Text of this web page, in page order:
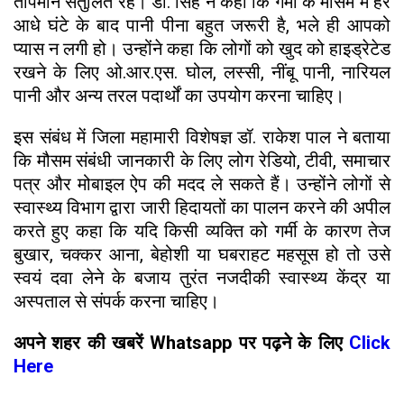
आधे घंटे के बाद पानी पीना बहुत जरूरी है, भले ही आपको
प्यास न लगी हो। उन्होंने कहा कि लोगों को खुद को हाइड्रेटेड
रखने के लिए ओ.आर.एस. घोल, लस्सी, नींबू पानी, नारियल
पानी और अन्य तरल पदार्थों का उपयोग करना चाहिए।
इस संबंध में जिला महामारी विशेषज्ञ डॉ. राकेश पाल ने बताया
कि मौसम संबंधी जानकारी के लिए लोग रेडियो, टीवी, समाचार
पत्र और मोबाइल ऐप की मदद ले सकते हैं। उन्होंने लोगों से
स्वास्थ्य विभाग द्वारा जारी हिदायतों का पालन करने की अपील
करते हुए कहा कि यदि किसी व्यक्ति को गर्मी के कारण तेज
बुखार, चक्कर आना, बेहोशी या घबराहट महसूस हो तो उसे
स्वयं दवा लेने के बजाय तुरंत नजदीकी स्वास्थ्य केंद्र या
अस्पताल से संपर्क करना चाहिए।
अपने शहर की खबरें Whatsapp पर पढ़ने के लिए Click
Here